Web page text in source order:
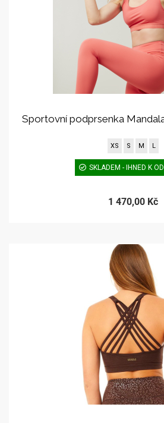
Sportovní podprsenka
XS S M L
SKLADEM - IHNED K
1 470,00 Kč